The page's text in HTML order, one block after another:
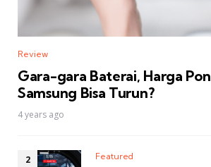
Review
Gara-gara Baterai, Harga
Samsung Bisa Turun?
4 years ago
Featured